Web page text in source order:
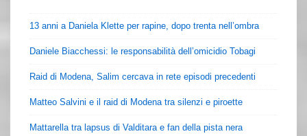
13 anni a Daniela Klette per rapine, dopo trenta nell’ombra
Daniele Biacchessi: le responsabilità dell’omicidio Tobagi
Raid di Modena, Salim cercava in rete episodi precedenti
Matteo Salvini e il raid di Modena tra silenzi e piroette
Mattarella tra lapsus di Valditara e fan della pista nera